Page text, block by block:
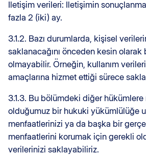
İletişim verileri: İletişimin
fazla 2 (iki) ay.
3.1.2. Bazı durumlarda, kişisel
saklanacağını önceden kesin
olmayabilir. Örneğin, kullanım
amaçlarına hizmet ettiği sürece
3.1.3. Bu bölümdeki diğer
olduğumuz bir hukuki yükümlülüğe
menfaatlerinizi ya da başka bir
menfaatlerini korumak için gerekli
verilerinizi saklayabiliriz.